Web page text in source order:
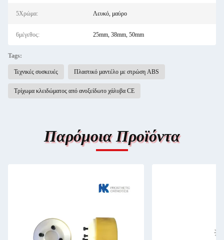
5Χρώμα: Λευκό, μαύρο
6μέγεθος: 25mm, 38mm, 50mm
Tags:
Τεχνικές συσκευές Πλαστικό μαντέλο με στρώση ABS
Τρίχωμα κλειδώματος από ανοξείδωτο χάλυβα CE
Παρόμοια Προϊόντα